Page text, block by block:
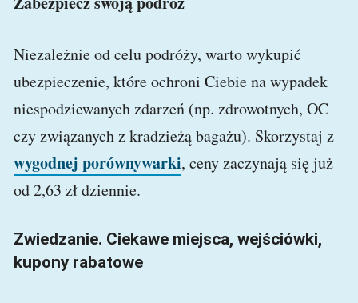
Niezależnie od celu podróży, warto wykupić
ubezpieczenie, które ochroni Ciebie na wypadek
niespodziewanych zdarzeń (np. zdrowotnych, OC
czy związanych z kradzieżą bagażu). Skorzystaj z
wygodnej porównywarki, ceny zaczynają się już
od 2,63 zł dziennie.
Zwiedzanie. Ciekawe miejsca, wejściówki,
kupony rabatowe